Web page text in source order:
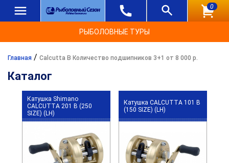
0
РЫБОЛОВНЫЕ ТУРЫ
Главная / Calcutta B Количество подшипников 3+1 от 8 000 р.
Каталог
Катушка Shimano
CALCUTTA 201 B (250
SIZE) (LH)
Катушка CALCUTTA 101 B
(150 SIZE) (LH)